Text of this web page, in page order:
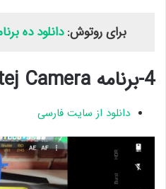
برای روتوش:دانلود ده
4-برنامه Footej Camera
دانلود از سایت فارسی